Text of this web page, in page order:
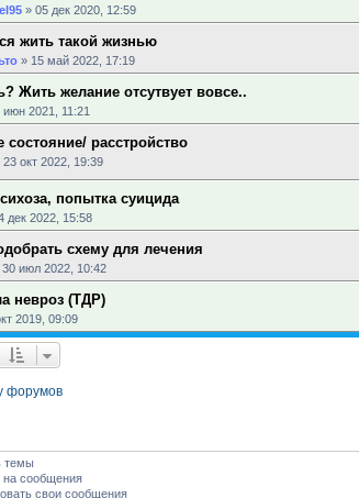
» 05 дек 2020, 12:59
жить такой жизнью
» 15 май 2022, 17:19
Жить желание отсутвует вовсе..
июн 2021, 11:21
состояние/ расстройство
23 окт 2022, 19:39
попытка суицида
дек 2022, 15:58
схему для лечения
30 июл 2022, 10:42
невроз (ТДР)
2019, 09:09
форумов
темы
на сообщения
свои сообщения